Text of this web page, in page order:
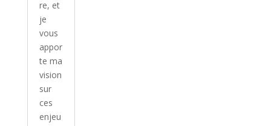
re, et
je
vous
appor
te ma
vision
sur
ces
enjeu